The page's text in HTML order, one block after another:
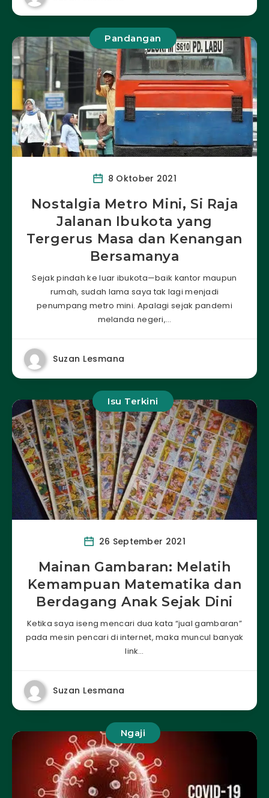
Pandangan
8 Oktober 2021
Nostalgia Metro Mini, Si Raja
Jalanan Ibukota yang
Tergerus Masa dan Kenangan
Bersamanya
Sejak pindah ke luar ibukota—baik kantor maupun
rumah, sudah lama saya tak lagi menjadi
penumpang metro mini. Apalagi sejak pandemi
melanda negeri,…
Suzan Lesmana
Isu Terkini
26 September 2021
Mainan Gambaran: Melatih
Kemampuan Matematika dan
Berdagang Anak Sejak Dini
Ketika saya iseng mencari dua kata “jual gambaran”
pada mesin pencari di internet, maka muncul banyak
link…
Suzan Lesmana
Ngaji